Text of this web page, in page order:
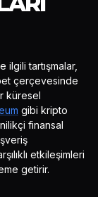
tartışmalar,
çerçevesinde
küresel
gibi kripto
finansal
etkileşimleri
getirir.